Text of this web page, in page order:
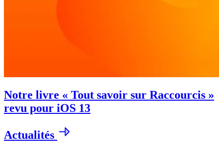
Notre livre « Tout savoir sur Raccourcis »
revu pour iOS 13
Actualités